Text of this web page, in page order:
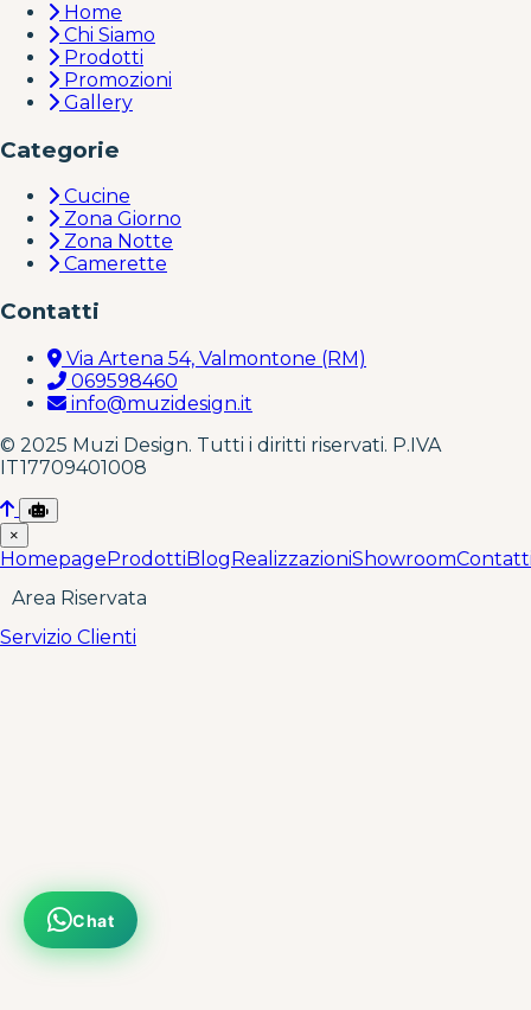
Chat
Home
Chi Siamo
Prodotti
Promozioni
Gallery
Categorie
Cucine
Zona Giorno
Zona Notte
Camerette
Contatti
Via Artena 54, Valmontone (RM)
069598460
info@muzidesign.it
© 2025 Muzi Design. Tutti i diritti riservati. P.IVA
IT17709401008
×
HomepageProdottiBlogRealizzazioniShowroom
Area Riservata
Servizio Clienti